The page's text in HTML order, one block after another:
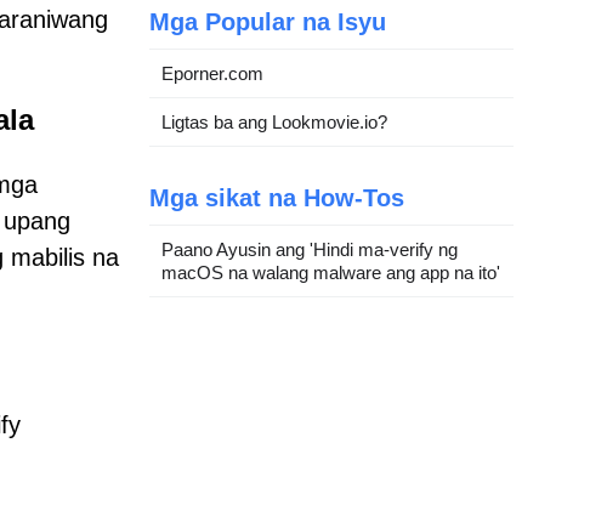
mabilis na
Mga Popular na Isyu
Eporner.com
Ligtas ba ang Lookmovie.io?
Mga sikat na How-Tos
Paano Ayusin ang 'Hindi ma-verify ng
macOS na walang malware ang app na ito'